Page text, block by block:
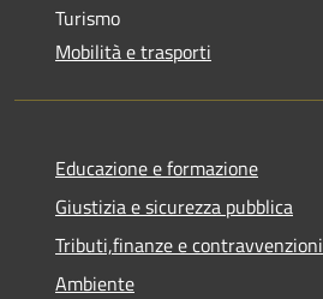
Turismo
Mobilità e trasporti
Educazione e formazione
Giustizia e sicurezza pubblica
Tributi,finanze e contravvenzioni
Ambiente